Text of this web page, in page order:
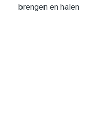
brengen en halen